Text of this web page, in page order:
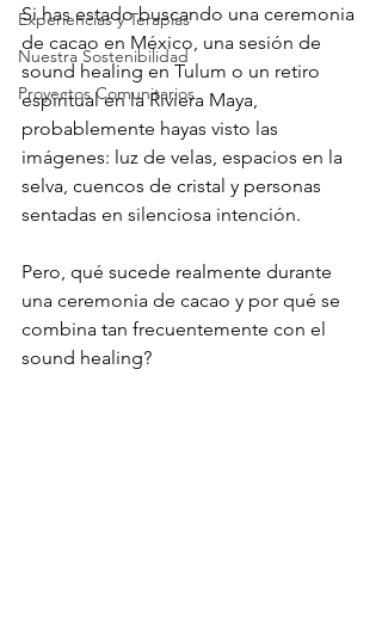
Experiencias y Terapias
Nuestra Sostenibilidad
Proyectos Comunitarios
Si has estado buscando una ceremonia
de cacao en México, una sesión de
sound healing en Tulum o un retiro
espiritual en la Riviera Maya,
probablemente hayas visto las
imágenes: luz de velas, espacios en la
selva, cuencos de cristal y personas
sentadas en silenciosa intención.
Pero, qué sucede realmente durante
una ceremonia de cacao y por qué se
combina tan frecuentemente con el
sound healing?